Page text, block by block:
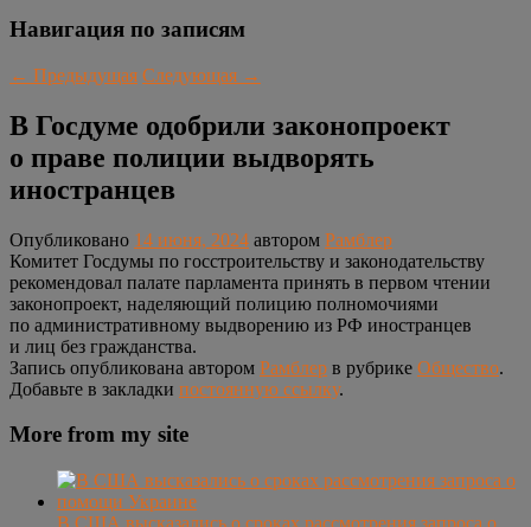
Навигация по записям
← Предыдущая Следующая →
В Госдуме одобрили законопроект
о праве полиции выдворять
иностранцев
Опубликовано 14 июня, 2024 автором Рамблер
Комитет Госдумы по госстроительству и законодательству
рекомендовал палате парламента принять в первом чтении
законопроект, наделяющий полицию полномочиями
по административному выдворению из РФ иностранцев
и лиц без гражданства.
Запись опубликована автором Рамблер в рубрике Общество.
Добавьте в закладки постоянную ссылку.
More from my site
В США высказались о сроках рассмотрения запроса о